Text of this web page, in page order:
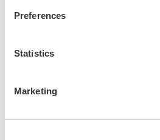
Preferences
Statistics
Marketing